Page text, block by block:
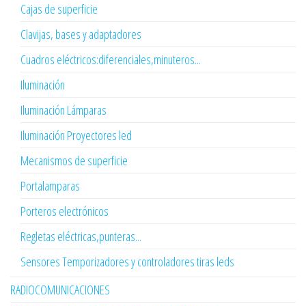
Cajas de superficie
Clavijas, bases y adaptadores
Cuadros eléctricos:diferenciales,minuteros...
Iluminación
Iluminación Lámparas
Iluminación Proyectores led
Mecanismos de superficie
Portalamparas
Porteros electrónicos
Regletas eléctricas,punteras...
Sensores Temporizadores y controladores tiras leds
RADIOCOMUNICACIONES